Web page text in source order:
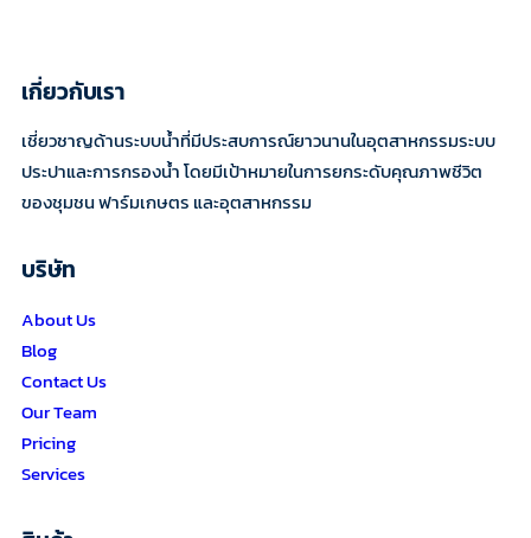
กรอง
น้ำ
ประปา
ผิว
เกี่ยวกับเรา
เชี่ยวชาญด้านระบบน้ำที่มีประสบการณ์ยาวนานในอุตสาหกรรมระบบ
ประปาและการกรองน้ำ โดยมีเป้าหมายในการยกระดับคุณภาพชีวิต
ของชุมชน ฟาร์มเกษตร และอุตสาหกรรม
บริษัท
About Us
Blog
Contact Us
Our Team
Pricing
Services